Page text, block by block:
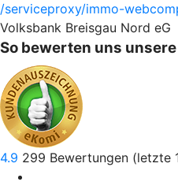
/serviceproxy/immo-
Volksbank Breisgau Nord eG
So bewerten uns
4.9 299 Bewertungen (letzte